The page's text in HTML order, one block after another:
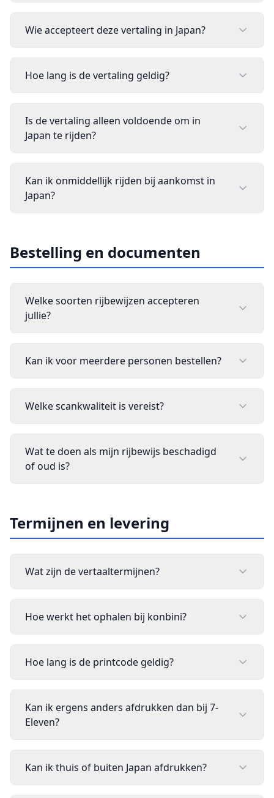
Wie accepteert deze vertaling in Japan?
Hoe lang is de vertaling geldig?
Is de vertaling alleen voldoende om in
Japan te rijden?
Kan ik onmiddellijk rijden bij aankomst in
Japan?
Bestelling en documenten
Welke soorten rijbewijzen accepteren
jullie?
Kan ik voor meerdere personen bestellen?
Welke scankwaliteit is vereist?
Wat te doen als mijn rijbewijs beschadigd
of oud is?
Termijnen en levering
Wat zijn de vertaaltermijnen?
Hoe werkt het ophalen bij konbini?
Hoe lang is de printcode geldig?
Kan ik ergens anders afdrukken dan bij 7-
Eleven?
Kan ik thuis of buiten Japan afdrukken?